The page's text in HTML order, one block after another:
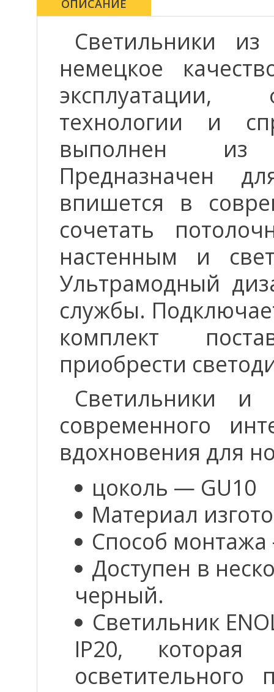
ОПИСАНИЕ
Светильники
немецкое
эксплуатации,
технологии и
выполнен из
Предназначен
впишется в
сочетать
настенным и
Ультрамодный
службы.
комплект
приобрести
Светильники и
современного
вдохновения для
цоколь — GU10
Материал
Способ
Доступен в
черный.
Светильник
IP20, которая
осветительного